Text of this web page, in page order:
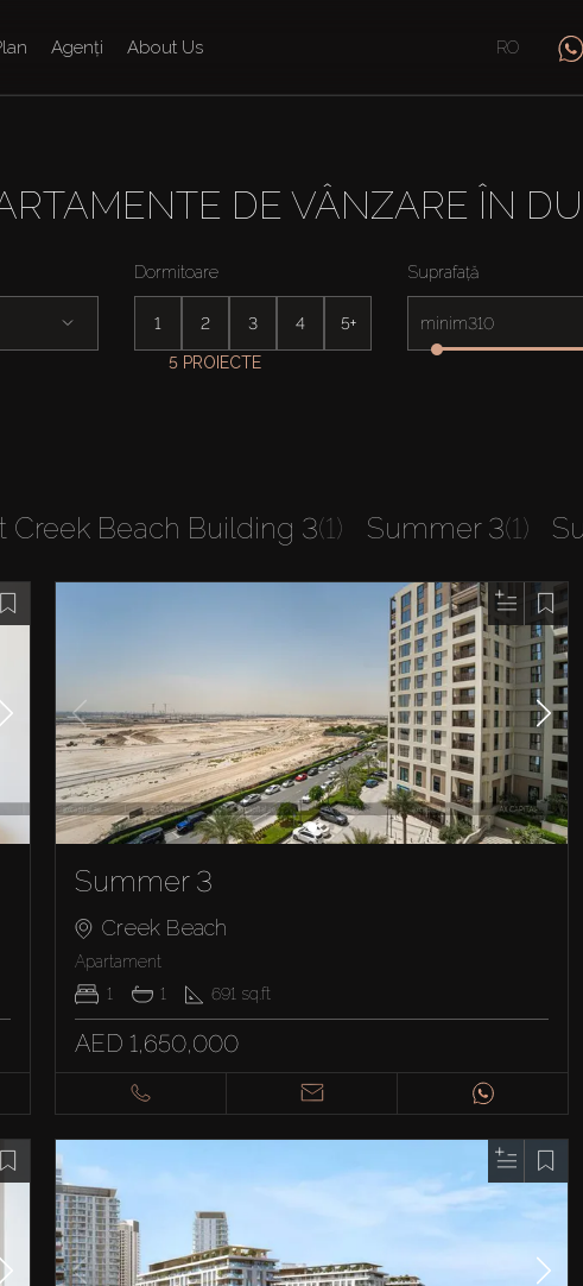
Agenți About Us RO
DE VÂNZARE ÎN
Dormitoare
1 2 3 4 5+
Suprafață
minim
5 PROIECTE
Creek Beach Building 3(1) Summer 3(1)
Summer 3
Creek Beach
Apartament
1
1 691 sq.ft
AED 1,650,000